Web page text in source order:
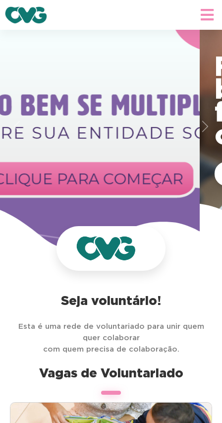
bem
fazer
o bem
Quero fazer o bem
Previous Next
Seja voluntário!
Esta é uma rede de voluntariado para unir quem
quer colaborar
com quem precisa de colaboração.
Vagas de Voluntariado